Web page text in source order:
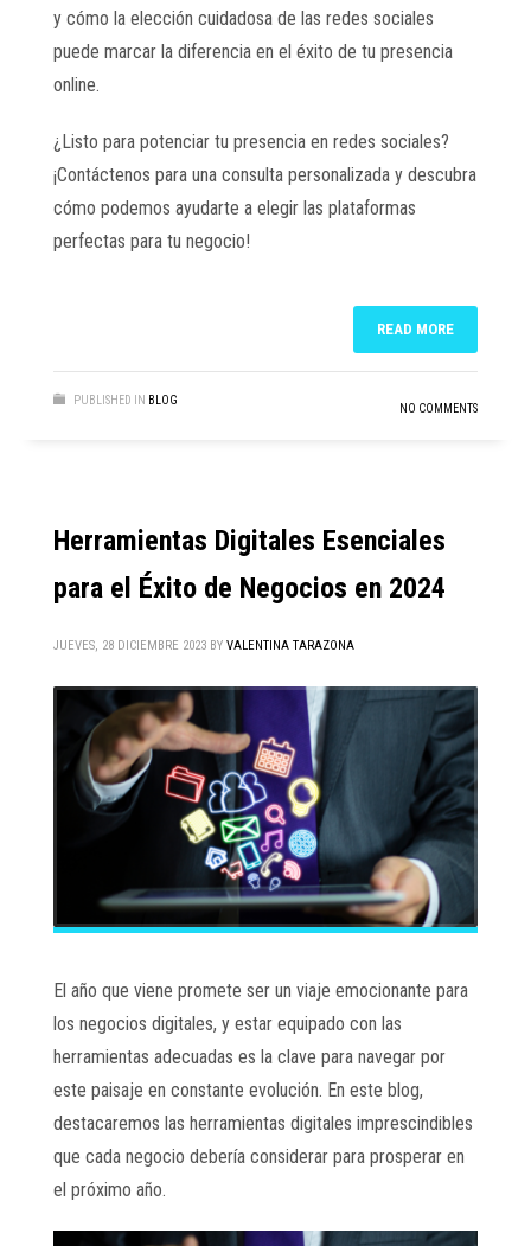
y cómo la elección cuidadosa de las redes sociales
puede marcar la diferencia en el éxito de tu presencia
online.
¿Listo para potenciar tu presencia en redes sociales?
¡Contáctenos para una consulta personalizada y descubra
cómo podemos ayudarte a elegir las plataformas
perfectas para tu negocio!
READ MORE
PUBLISHED IN BLOG
NO COMMENTS
Herramientas Digitales Esenciales
para el Éxito de Negocios en 2024
JUEVES, 28 DICIEMBRE 2023 BY VALENTINA TARAZONA
El año que viene promete ser un viaje emocionante para
los negocios digitales, y estar equipado con las
herramientas adecuadas es la clave para navegar por
este paisaje en constante evolución. En este blog,
destacaremos las herramientas digitales imprescindibles
que cada negocio debería considerar para prosperar en
el próximo año.